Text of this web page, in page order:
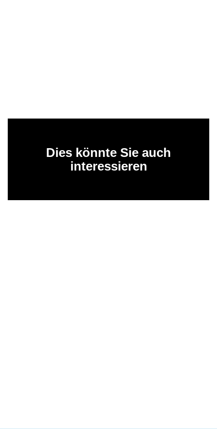
Dies könnte Sie auch
interessieren